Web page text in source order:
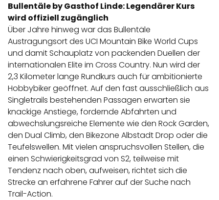
Bullentäle by Gasthof Linde: Legendärer Kurs
wird offiziell zugänglich
Über Jahre hinweg war das Bullentäle
Austragungsort des UCI Mountain Bike World Cups
und damit Schauplatz von packenden Duellen der
internationalen Elite im Cross Country. Nun wird der
2,3 Kilometer lange Rundkurs auch für ambitionierte
Hobbybiker geöffnet. Auf den fast ausschließlich aus
Singletrails bestehenden Passagen erwarten sie
knackige Anstiege, fordernde Abfahrten und
abwechslungsreiche Elemente wie den Rock Garden,
den Dual Climb, den Bikezone Albstadt Drop oder die
Teufelswellen. Mit vielen anspruchsvollen Stellen, die
einen Schwierigkeitsgrad von S2, teilweise mit
Tendenz nach oben, aufweisen, richtet sich die
Strecke an erfahrene Fahrer auf der Suche nach
Trail-Action.